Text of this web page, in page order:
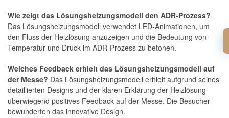
Wie zeigt das Lösungsheizungsmodell den ADR-Prozess?
Das Lösungsheizungsmodell verwendet LED-Animationen, um
den Fluss der Heizlösung anzuzeigen und die Bedeutung von
Temperatur und Druck im ADR-Prozess zu betonen.
Welches Feedback erhielt das Lösungsheizungsmodell auf
der Messe? Das Lösungsheizungsmodell erhielt aufgrund seines
detaillierten Designs und der klaren Erklärung der Heizlösung
überwiegend positives Feedback auf der Messe. Die Besucher
bewunderten das innovative Design.